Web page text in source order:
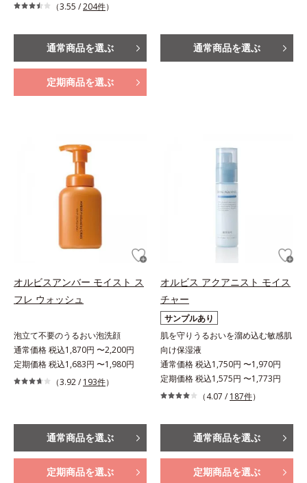
（3.55 /204件）
通常商品を選ぶ
定期商品を選ぶ
通常商品を選ぶ
オルビスアンバー モイスト ス
フレ ウォッシュ
泡立て不要のうるおい泡洗顔
通常価格 税込1,870円 〜2,200円
定期価格 税込1,683円 〜1,980円
（3.92 / 193件）
通常商品を選ぶ
定期商品を選ぶ
オルビス アクアニスト モイス
チャー
サンプルあり
肌を守りうるおいを溜め込む敏感肌
向け保湿液
通常価格 税込1,750円 〜1,970円
定期価格 税込1,575円 〜1,773円
（4.07 / 187件）
通常商品を選ぶ
定期商品を選ぶ